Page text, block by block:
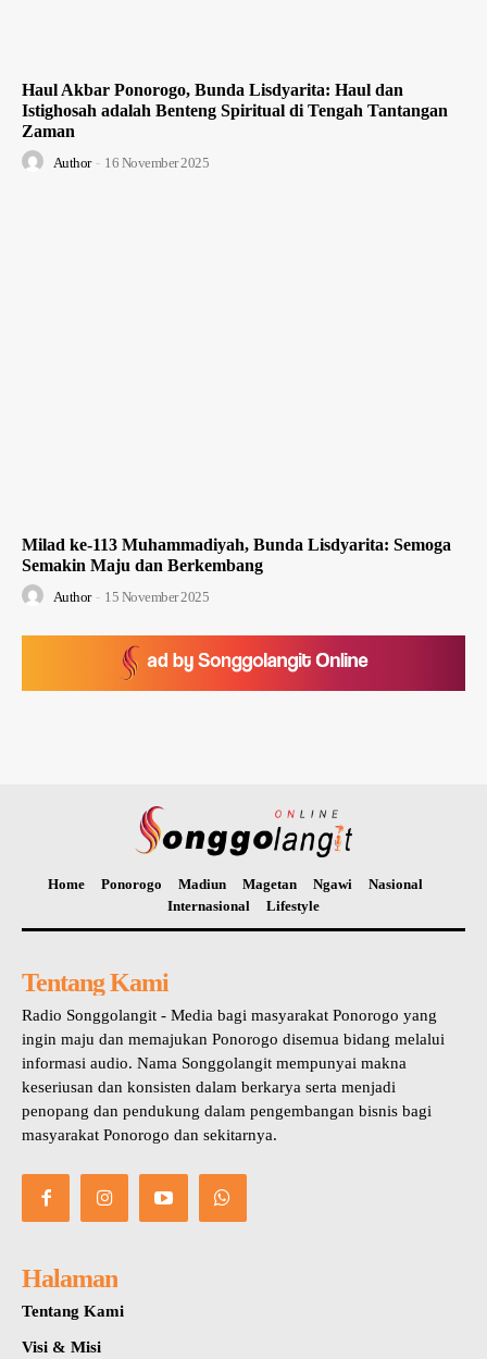
Haul Akbar Ponorogo, Bunda Lisdyarita: Haul dan
Istighosah adalah Benteng Spiritual di Tengah Tantangan
Zaman
Author - 16 November 2025
Milad ke-113 Muhammadiyah, Bunda Lisdyarita: Semoga
Semakin Maju dan Berkembang
Author - 15 November 2025
Home Ponorogo Madiun Magetan Ngawi
Nasional
Internasional
Lifestyle
Tentang Kami
Radio Songgolangit - Media bagi masyarakat Ponorogo yang
ingin maju dan memajukan Ponorogo disemua bidang melalui
informasi audio. Nama Songgolangit mempunyai makna
keseriusan dan konsisten dalam berkarya serta menjadi
penopang dan pendukung dalam pengembangan bisnis bagi
masyarakat Ponorogo dan sekitarnya.
Halaman
Tentang Kami
Visi & Misi